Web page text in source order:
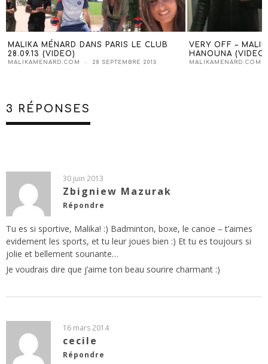
MALIKA MÉNARD DANS PARIS LE CLUB
28.09.13 (VIDEO)
MALIKAMENARD.COM 28 SEPTEMBRE 2013
VERY OFF –
HANOUNA (VIDEO)
MALIKAMENARD.COM
3 RÉPONSES
30 juin 2013
Zbigniew Mazurak
Répondre
Tu es si sportive, Malika! :) Badminton, boxe, le canoe – t’aimes
evidement les sports, et tu leur joues bien :) Et tu es toujours si
jolie et bellement souriante…
Je voudrais dire que j’aime ton beau sourire charmant :)
16 mars 2014
cecile
Répondre